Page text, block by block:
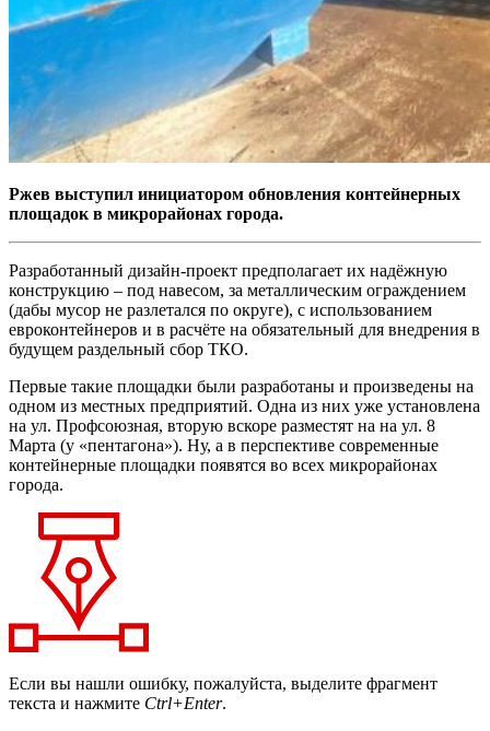
Ржев выступил инициатором обновления контейнерных
площадок в микрорайонах города.
Разработанный дизайн-проект предполагает их надёжную
конструкцию – под навесом, за металлическим ограждением
(дабы мусор не разлетался по округе), с использованием
евроконтейнеров и в расчёте на обязательный для внедрения в
будущем раздельный сбор ТКО.
Первые такие площадки были разработаны и произведены на
одном из местных предприятий. Одна из них уже установлена
на ул. Профсоюзная, вторую вскоре разместят на на ул. 8
Марта (у «пентагона»). Ну, а в перспективе современные
контейнерные площадки появятся во всех микрорайонах
города.
Если вы нашли ошибку, пожалуйста, выделите фрагмент
текста и нажмите Ctrl+Enter.